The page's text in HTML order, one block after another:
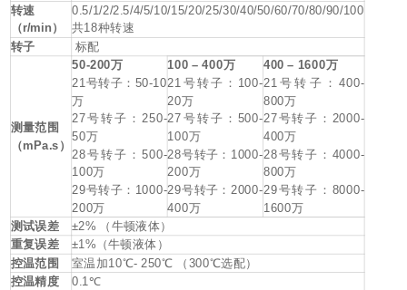
转速
（r/min ）
0.5/1/2/2.5/4/5/10/15/20/25/30/40/50/60/70/80/90/100
共18种转速
转子
标配
测量范围
（mPa.s ）
50-200万
21号转子： 50-10
万
27号转子：250-
50万
28号转子：500-
100万
29号转子： 1000-
200万
100 – 400万
21 号转子： 100-
20万
27 号转子： 500-
100万
28号转子： 1000-
200万
29号转子：2000-
400万
400 – 1600万
21 号转 子：400-
800万
27号转子： 2000-
400万
28号转子： 4000-
800万
29号转子： 8000-
1600万
测试误差 ±2% （牛顿液体）
重复误差 ±1% （牛顿液体）
控温范围 室温加10℃- 250℃ （ 300℃选配）
控温精度 0.1℃